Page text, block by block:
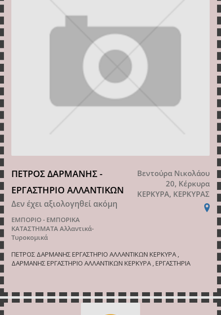
ΠΕΤΡΟΣ ΔΑΡΜΑΝΗΣ -
ΕΡΓΑΣΤΗΡΙΟ ΑΛΛΑΝΤΙΚΩΝ
Δεν έχει αξιολογηθεί ακόμη
ΕΜΠΟΡΙΟ - ΕΜΠΟΡΙΚΑ
ΚΑΤΑΣΤΗΜΑΤΑΑλλαντικά-
Τυροκομικά
Βεντούρα Νικολάου
20, Κέρκυρα
ΚΕΡΚΥΡΑ, ΚΕΡΚΥΡΑΣ
ΠΕΤΡΟΣ ΔΑΡΜΑΝΗΣ ΕΡΓΑΣΤΗΡΙΟ ΑΛΛΑΝΤΙΚΩΝ ΚΕΡΚΥΡΑ ,
ΔΑΡΜΑΝΗΣ ΕΡΓΑΣΤΗΡΙΟ ΑΛΛΑΝΤΙΚΩΝ ΚΕΡΚΥΡΑ , ΕΡΓΑΣΤΗΡΙΑ